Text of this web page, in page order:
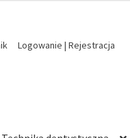
Logowanie | Rejestracja